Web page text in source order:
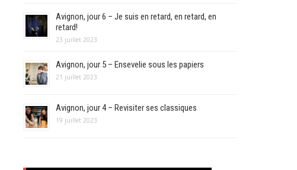
Avignon, jour 6 – Je suis en retard, en retard, en
retard!
23 juillet 2023
Avignon, jour 5 – Ensevelie sous les papiers
21 juillet 2023
Avignon, jour 4 – Revisiter ses classiques
19 juillet 2023